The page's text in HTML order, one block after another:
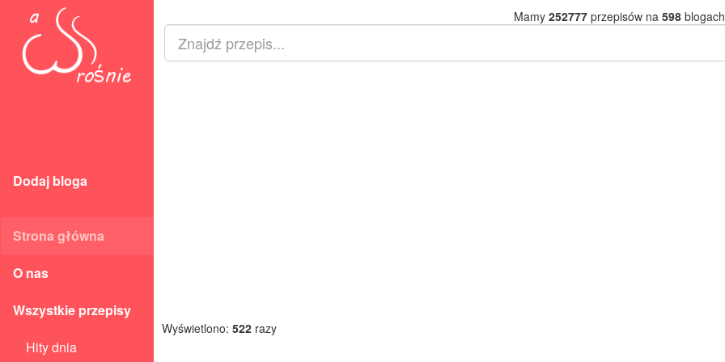
Dodaj bloga
Strona główna
O nas
Wszystkie przepisy
Hity dnia
Mamy 252777przepisów na 598
Wyświetlono: 522 razy